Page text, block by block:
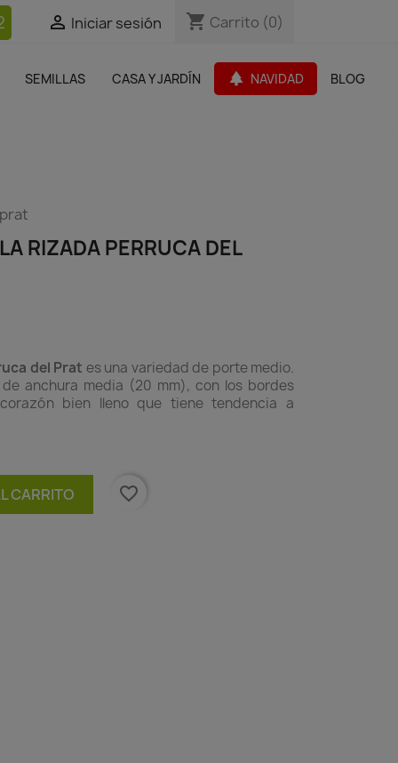
 Iniciar sesión shopping_cart Carrito (0)
 Iniciar sesión shopping_cart Carrito (0)
SEMILLAS CASA Y JARDÍN park NAVIDAD BLOG
Jardín
RIZADA PERRUCA DEL
del Prat es una variedad de porte medio.
anchura media (20 mm), con los bordes
bien lleno que tiene tendencia a
CARRITO favorite_border